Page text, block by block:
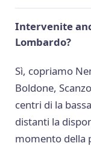
Intervenite
Lombardo?
Sì, copriamo
Boldone,
centri di la
distanti la
momento della